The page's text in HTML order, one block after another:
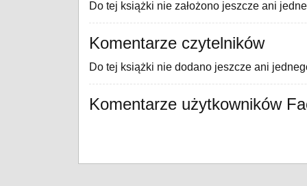
Do tej książki nie założono jeszcze ani
Komentarze czytelników
Do tej książki nie dodano jeszcze ani
Komentarze użytkowników